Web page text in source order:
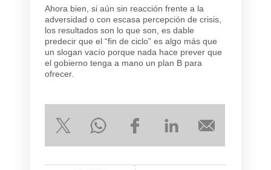
Ahora bien, si aún sin reacción frente a la
adversidad o con escasa percepción de crisis,
los resultados son lo que son, es dable
predecir que el “fin de ciclo” es algo más que
un slogan vacío porque nada hace prever que
el gobierno tenga a mano un plan B para
ofrecer.